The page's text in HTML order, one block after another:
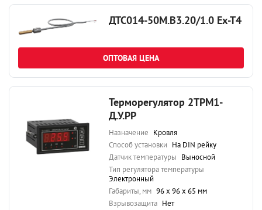
ДТС014-50М.В3.20/1.0 Ех-Т4
ОПТОВАЯ ЦЕНА
Терморегулятор 2ТРМ1-
Д.У.РР
Назначение Кровля
Способ установки На DIN рейку
Датчик температуры Выносной
Тип регулятора температуры
Электронный
Габариты, мм 96 х 96 х 65 мм
Взрывозащита Нет